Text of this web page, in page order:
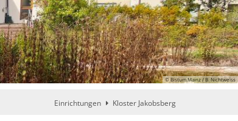
© Bistum Mainz / B. Nichtweiss
Einrichtungen Kloster Jakobsberg